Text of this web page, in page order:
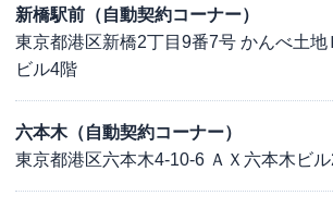
新橋駅前（自動契約コーナー）
東京都港区新橋2丁目9番7号 かんべ土地
ビル4階
六本木（自動契約コーナー）
東京都港区六本木4-10-6 ＡＸ六本木ビ